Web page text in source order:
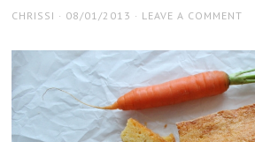
AUTHOR
CHRISSI
POSTED
08/01/2013 LEAVE A COMMENT